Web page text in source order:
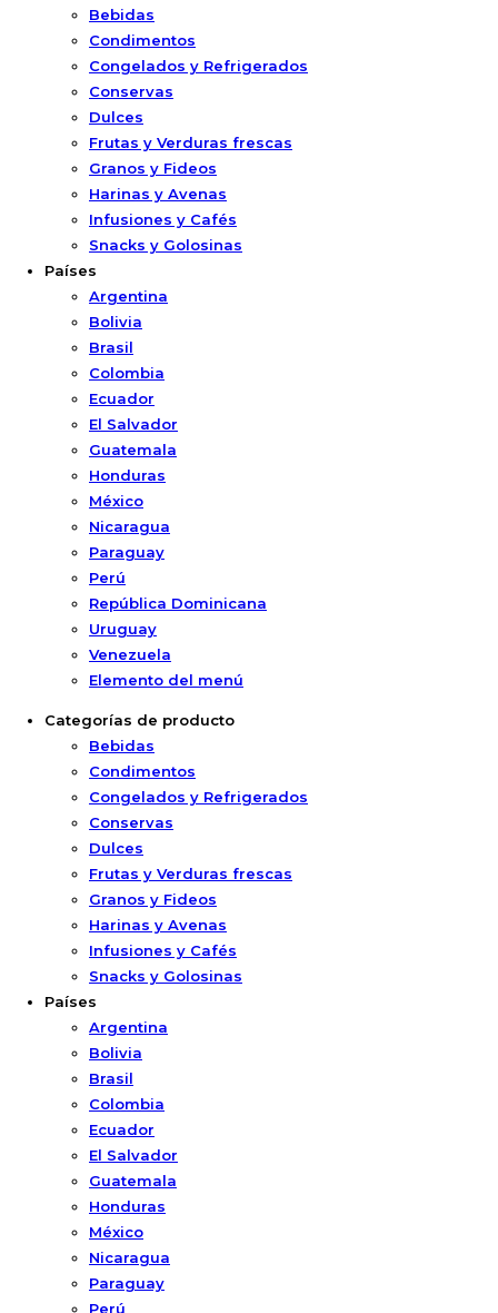
Bebidas
Condimentos
Congelados y Refrigerados
Conservas
Dulces
Frutas y Verduras frescas
Granos y Fideos
Harinas y Avenas
Infusiones y Cafés
Snacks y Golosinas
Países
Argentina
Bolivia
Brasil
Colombia
Ecuador
El Salvador
Guatemala
Honduras
México
Nicaragua
Paraguay
Perú
República Dominicana
Uruguay
Venezuela
Elemento del menú
Categorías de producto
Bebidas
Condimentos
Congelados y Refrigerados
Conservas
Dulces
Frutas y Verduras frescas
Granos y Fideos
Harinas y Avenas
Infusiones y Cafés
Snacks y Golosinas
Países
Argentina
Bolivia
Brasil
Colombia
Ecuador
El Salvador
Guatemala
Honduras
México
Nicaragua
Paraguay
Perú